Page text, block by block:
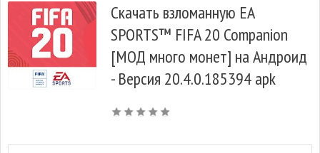
Скачать взломанную EA
SPORTS™ FIFA 20 Companion
[МОД много монет] на Андроид
- Версия 20.4.0.185394 apk